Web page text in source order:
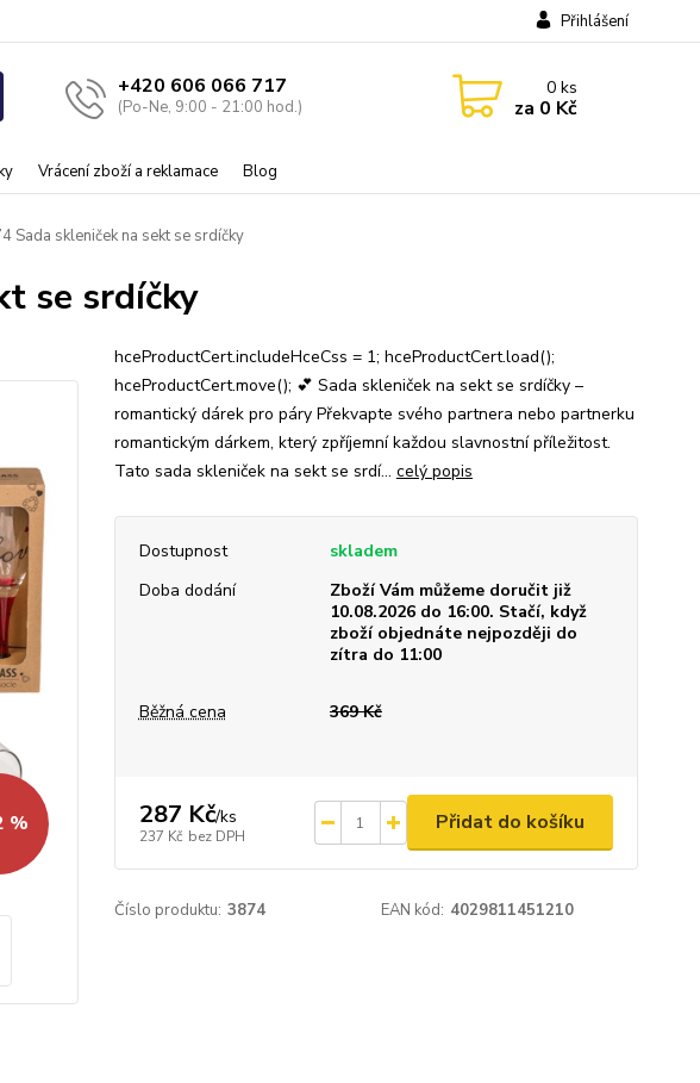
Vrácení zboží a reklamace Blog
Přihlášení
+420 606 066 717
(Po-Ne, 9:00 - 21:00 hod.)
0ks
za 0 Kč
Sada skleniček na sekt se srdíčky
se srdíčky
%
hceProductCert.includeHceCss = 1; hceProductCert.load();
hceProductCert.move(); 💕 Sada skleniček na sekt se srdíčky –
romantický dárek pro páry Překvapte svého partnera nebo partnerku
romantickým dárkem, který zpříjemní každou slavnostní příležitost.
Tato sada skleniček na sekt se srdí... celý popis
Dostupnost
skladem
Doba dodání
Zboží Vám můžeme doručit již
10.08.2026 do 16:00. Stačí, když
zboží objednáte nejpozději do
zítra do 11:00
Běžná cena 369 Kč
287 Kč/ks
237 Kč bez DPH
Přidat do košíku
Číslo produktu: 3874 EAN kód: 4029811451210